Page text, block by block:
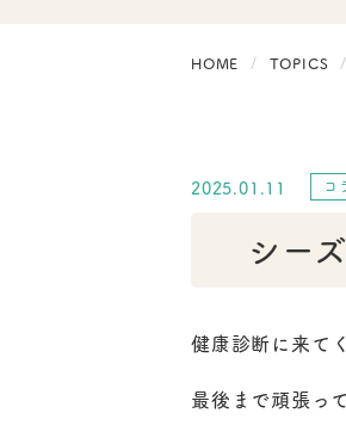
HOME TOPICS
2025.01.11 コ
シー
健康診断に来て
最後まで頑張っ